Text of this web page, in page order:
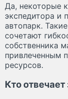
Да, некоторые
экспедитора и
автопарк.
сочетают
собственника
привлеченным
ресурсов.
Кто отвечает